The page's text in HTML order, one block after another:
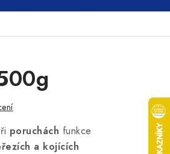
poruchách funkce
a kojících